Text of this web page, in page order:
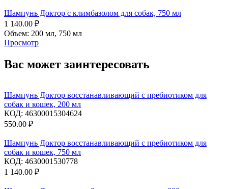
Шампунь Доктор с климбазолом для собак, 750 мл
1 140.00 ₽
Объем: 200 мл, 750 мл
Просмотр
Вас может заинтересовать
Шампунь Доктор восстанавливающий c пребиотиком для
собак и кошек, 200 мл
КОД: 46300015304624
550.00 ₽
Шампунь Доктор восстанавливающий c пребиотиком для
собак и кошек, 750 мл
КОД: 4630001530778
1 140.00 ₽